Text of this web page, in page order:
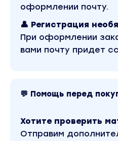
оформлении почту.
👤 Регистрация
При оформлении
вами почту придет
💬 Помощь перед
Хотите проверить
Отправим